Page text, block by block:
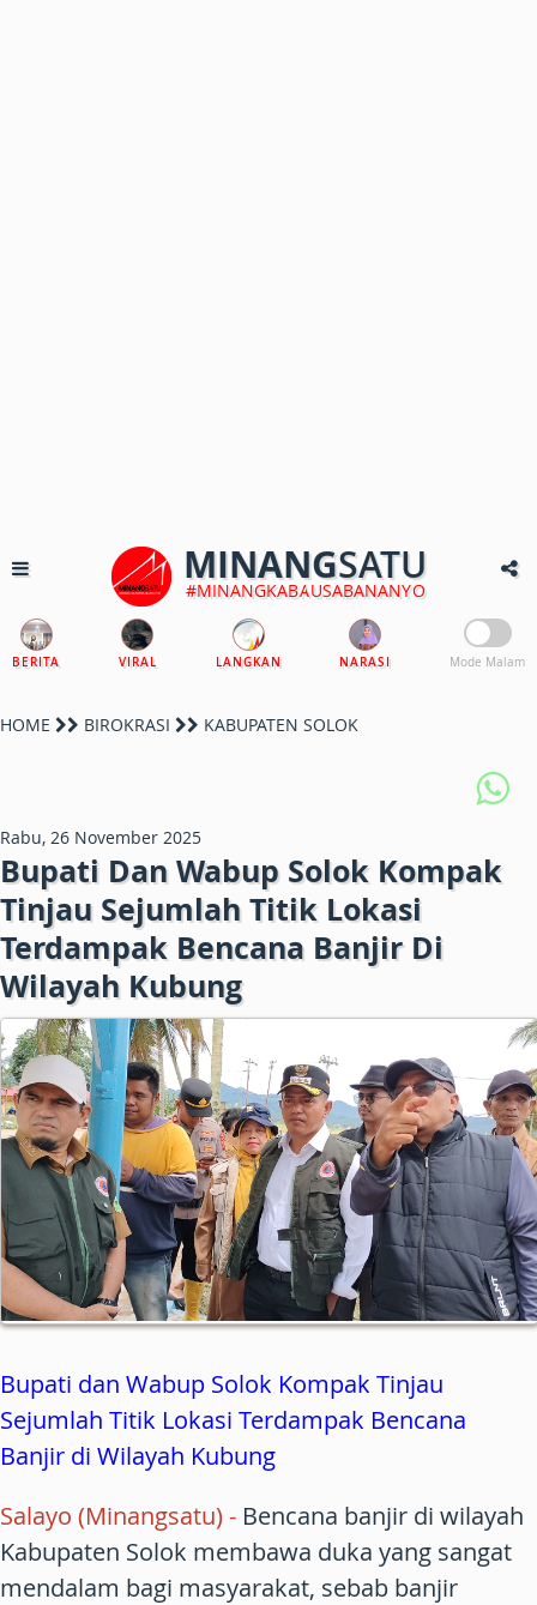
MINANGSATU
#MINANGKABAUSABANANYO
BERITA VIRAL LANGKAN NARASI Mode Malam
HOME BIROKRASI KABUPATEN SOLOK
Rabu, 26 November 2025
Bupati Dan Wabup Solok Kompak
Tinjau Sejumlah Titik Lokasi
Terdampak Bencana Banjir Di
Wilayah Kubung
Bupati dan Wabup Solok Kompak Tinjau
Sejumlah Titik Lokasi Terdampak Bencana
Banjir di Wilayah Kubung
Salayo (Minangsatu) - Bencana banjir di wilayah
Kabupaten Solok membawa duka yang sangat
mendalam bagi masyarakat, sebab banjir